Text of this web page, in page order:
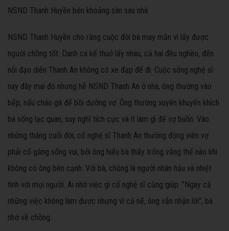
NSND Thanh Huyền bên khoảng sân sau nhà.
NSND Thanh Huyền cho rằng cuộc đời bà may mắn vì lấy được
người chồng tốt. Danh ca kể thuở lấy nhau, cả hai đều nghèo, đến
nỗi đạo diễn Thanh An không có xe đạp để đi. Cuộc sống nghệ sĩ
nay đây mai đó nhưng hễ NSND Thanh An ở nhà, ông thường vào
bếp, nấu cháo gà để bồi dưỡng vợ. Ông thường xuyên khuyến khích
bà sống lạc quan, suy nghĩ tích cực và ít làm gì để vợ buồn. Vào
những tháng cuối đời, cố nghệ sĩ Thanh An thường động viên vợ
phải cố gắng sống vui, bởi ông hiểu bà thấy trống vắng thế nào khi
không có ông bên cạnh. Với bà, chồng là người nhân hậu và nhiệt
tình với mọi người. Ai nhờ việc gì cố nghệ sĩ cũng giúp. "Ngay cả
những việc không làm được nhưng vì cả nể, ông vẫn nhận lời", bà
nhớ về chồng.